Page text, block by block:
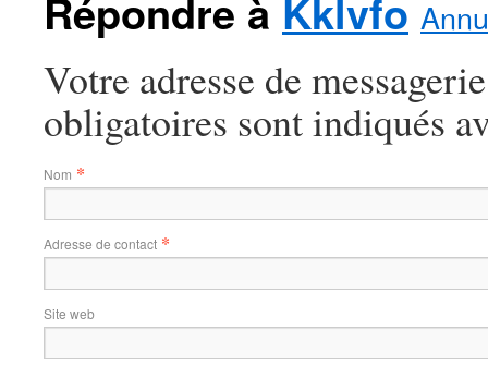
Répondre à Kklvfo
Votre adresse de
obligatoires sont indiqués
Nom *
Adresse de contact *
Site web